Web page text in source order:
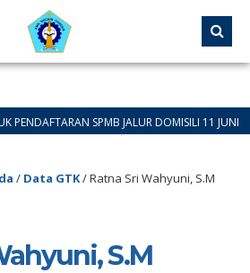
SPMB JALUR DOMISILI 11 JUNI 2026
/ Data GTK/Ratna Sri Wahyuni, S.M
S.M